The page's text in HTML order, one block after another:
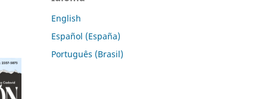
English
Español (España)
Português (Brasil)